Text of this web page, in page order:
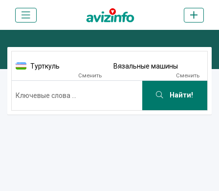
Турткуль
Сменить
Вязальные машины
Сменить
Найти!